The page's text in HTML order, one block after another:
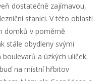
dostatečně zajímavou,
stanici. V této oblasti
domků v poměrně
stále obydleny svými
a úzkých uliček.
na místní hřbitov